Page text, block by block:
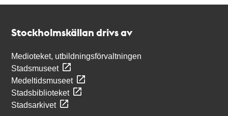
Stockholmskällan drivs av
Medioteket, utbildningsförvaltningen
Stadsmuseet
Medeltidsmuseet
Stadsbiblioteket
Stadsarkivet